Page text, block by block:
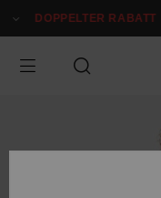
zur
springen
DOPPELTER RABATT